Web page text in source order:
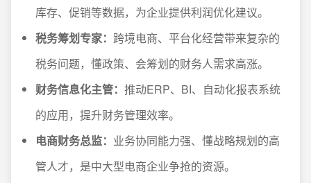
库存、促销等数据，为企业提供利润优化建议。
税务筹划专家： 跨境电商、平台化经营带来复杂的
税务问题，懂政策、会筹划的财务人需求高涨。
财务信息化主管： 推动ERP、BI、自动化报表系统
的应用，提升财务管理效率。
电商财务总监： 业务协同能力强、懂战略规划的高
管人才，是中大型电商企业争抢的资源。